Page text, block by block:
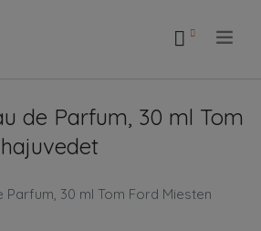
de Parfum, 30 ml Tom
Parfum, 30 ml Tom Ford Miesten